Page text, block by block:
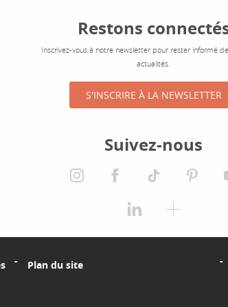
Restons
Inscrivez-vous à notre newsletter pour rester informé
actualités.
S'INSCRIRE À LA NEWSLETTER
Suivez-nous
instagramfacebook
tiktok
linkedin
Plan du site